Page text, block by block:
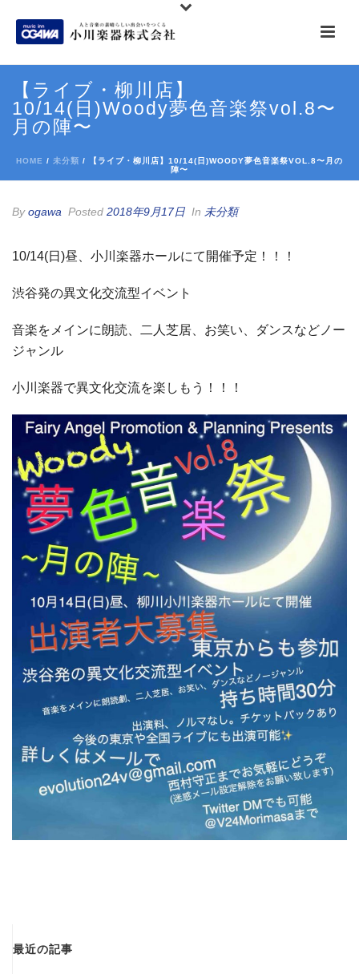
【ライブ・柳川店】
10/14(日)Woody夢色音楽祭vol.8〜
月の陣〜
HOME / 未分類 / 【ライブ・柳川店】10/14(日)WOODY夢色音楽祭VOL.8〜月の
陣〜
Byogawa Posted 2018年9月17日 In 未分類
10/14(日)昼、小川楽器ホールにて開催予定！！！
渋谷発の異文化交流型イベント
音楽をメインに朗読、二人芝居、お笑い、ダンスなどノー
ジャンル
小川楽器で異文化交流を楽しもう！！！
最近の記事